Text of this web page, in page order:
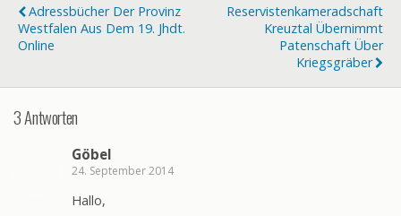
Adressbücher Der Provinz
Westfalen Aus Dem 19. Jhdt.
Online
Reservistenkameradschaft
Kreuztal Übernimmt
Patenschaft Über
Kriegsgräber
3 Antworten
Göbel
24. September 2014
Hallo,